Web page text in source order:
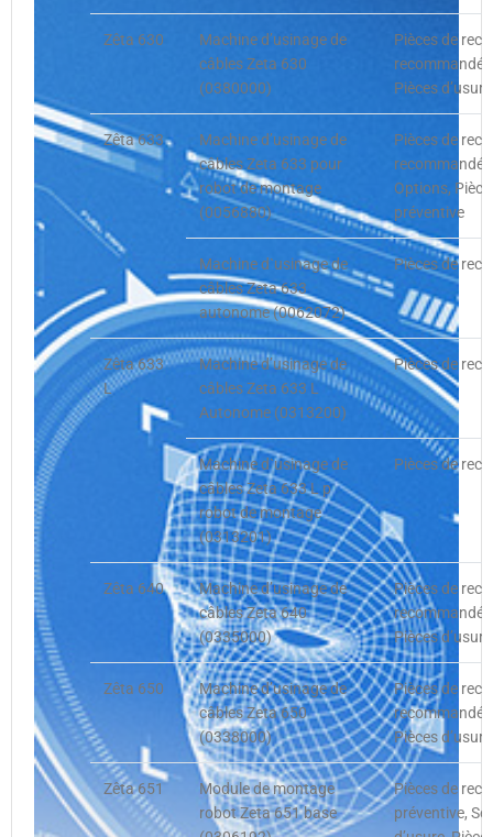
Zêta 630
Machine d’usinage de
câbles Zeta 630
(0380000)
Pièces de
Pièces
Zêta 633
Machine d’usinage de
câbles Zeta 633 pour
robot de montage
(0056880)
Pièces de
Options,
préventive
Machine d`usinage de
câbles Zeta 633
autonome (0062072)
Pièces de
Zêta 633
L
Machine d’usinage de
câbles Zeta 633 L
Autonome (0313200)
Pièces de
Machine d`usinage de
câbles Zeta 633 L p
robot de montage
(0313201)
Pièces de
Zêta 640
Machine d’usinage de
câbles Zeta 640
(0335000)
Pièces de
Pièces
Zêta 650
Machine d’usinage de
câbles Zeta 650
(0338000)
Pièces de
Pièces
Zêta 651
Module de montage
robot Zeta 651 base
Pièces de
préventive,